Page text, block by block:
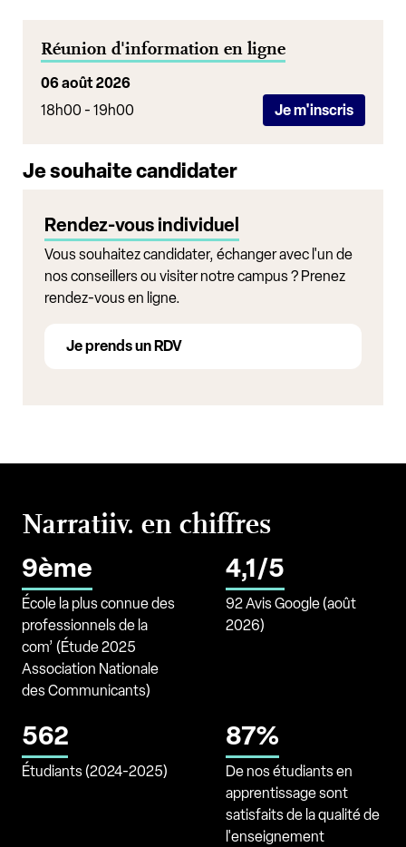
Réunion d'information en ligne
06 août 2026
18h00 - 19h00
Je m'inscris
Je souhaite candidater
Rendez-vous individuel
Vous souhaitez candidater, échanger avec l'un de
nos conseillers ou visiter notre campus ? Prenez
rendez-vous en ligne.
Je prends un RDV
Narratiiv. en chiffres
9ème
École la plus connue des
professionnels de la
com’ (Étude 2025
Association Nationale
des Communicants)
4,1/5
92 Avis Google (août
2026)
562
Étudiants (2024-2025)
87%
De nos étudiants en
apprentissage sont
satisfaits de la qualité de
l'enseignement